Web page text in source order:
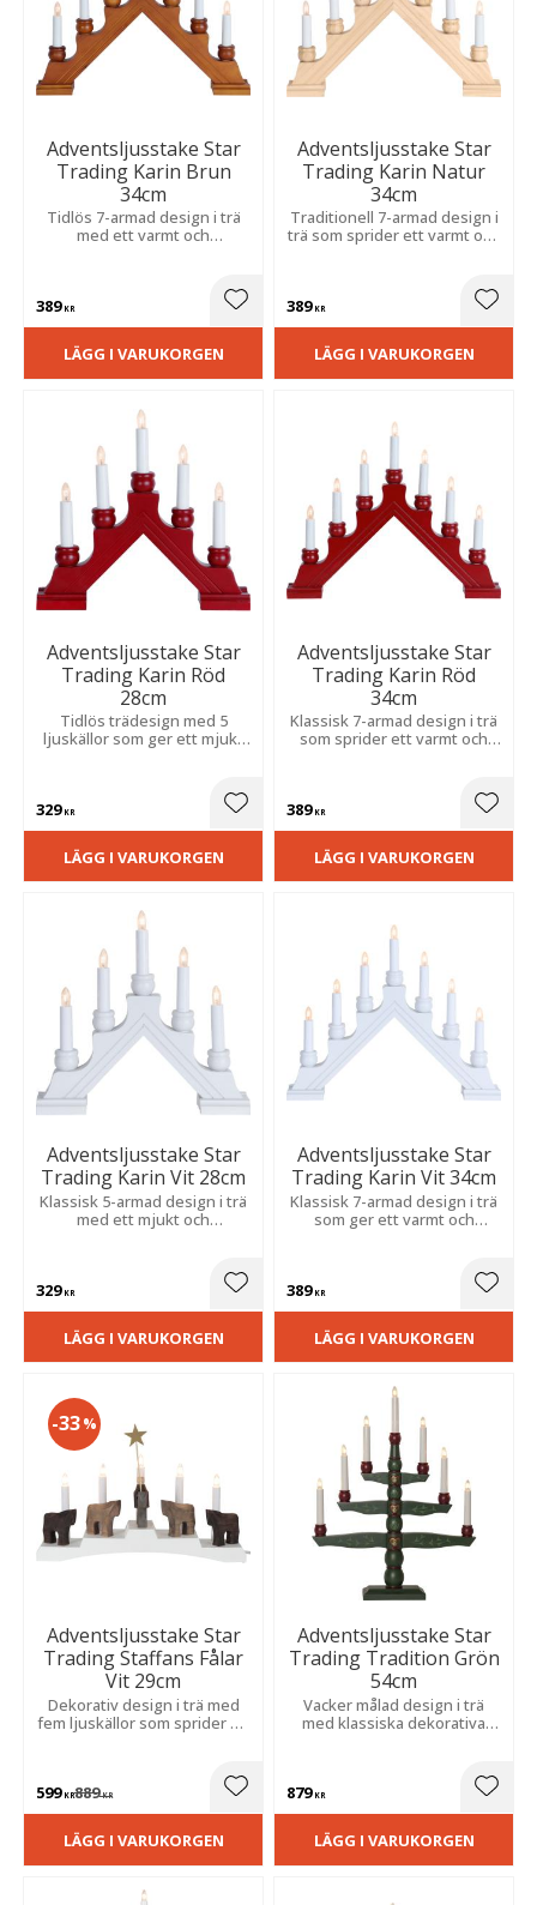
Adventsljusstake Star
Trading Karin Brun
34cm
Tidlös 7-armad design i trä
med ett varmt och
389KR Lägg till i favoriter
LÄGG I VARUKORGEN
Adventsljusstake Star
Trading Karin Natur
34cm
Traditionell 7-armad design i
trä som sprider ett varmt och
389KR
LÄGG I VARUKORGEN
Adventsljusstake Star
Trading Karin Röd
28cm
Tidlös trädesign med 5
ljuskällor som ger ett mjukt
329KR Lägg till i favoriter
LÄGG I VARUKORGEN
Adventsljusstake Star
Trading Karin Röd
34cm
Klassisk 7-armad design i trä
som sprider ett varmt och
389KR
LÄGG I VARUKORGEN
Adventsljusstake Star
Trading Karin Vit 28cm
Klassisk 5-armad design i trä
med ett mjukt och
329KR Lägg till i favoriter
LÄGG I VARUKORGEN
Adventsljusstake Star
Trading Karin Vit 34cm
Klassisk 7-armad design i trä
som ger ett varmt och
389KR
LÄGG I VARUKORGEN
Adventsljusstake Star
Trading Staffans Fålar
Vit 29cm
Dekorativ design i trä med
fem ljuskällor som sprider en
599KR889KR
33%
Lägg till i favoriter
LÄGG I VARUKORGEN
Adventsljusstake Star
Trading Tradition Grön
54cm
Vacker målad design i trä
med klassiska dekorativa
879KR
LÄGG I VARUKORGEN